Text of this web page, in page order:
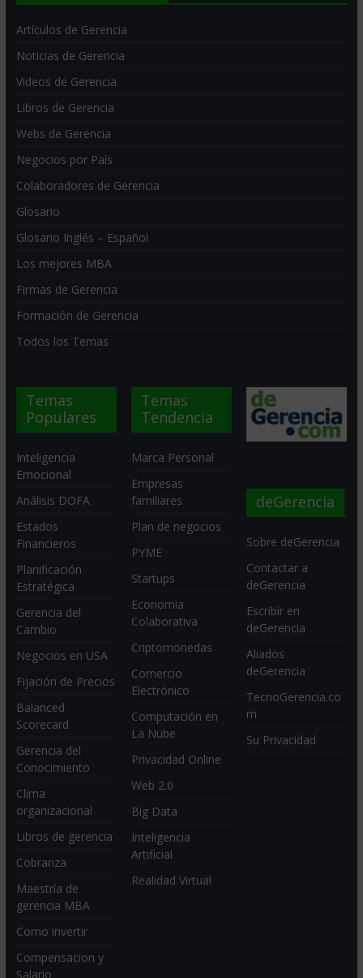
Artículos de Gerencia
Noticias de Gerencia
Videos de Gerencia
Libros de Gerencia
Webs de Gerencia
Negocios por País
Colaboradores de Gerencia
Glosario
Glosario Inglés – Español
Los mejores MBA
Firmas de Gerencia
Formación de Gerencia
Todos los Temas
Temas
Populares
Inteligencia
Emocional
Análisis DOFA
Estados
Financieros
Planificación
Estratégica
Gerencia del
Cambio
Negocios en USA
Fijación de Precios
Balanced
Scorecard
Gerencia del
Conocimiento
Clima
organizacional
Libros de gerencia
Cobranza
Maestría de
gerencia MBA
Como invertir
Compensacion y
Salario
Temas
Tendencia
Marca Personal
Empresas
familiares
Plan de negocios
PYME
Startups
Economia
Colaborativa
Criptomonedas
Comercio
Electrónico
Computación en
La Nube
Privacidad Online
Web 2.0
Big Data
Inteligencia
Artificial
Realidad Virtual
deGerencia
Sobre deGerencia
Contactar a
deGerencia
Escribir en
deGerencia
Aliados
deGerencia
TecnoGerencia.co
m
Su Privacidad